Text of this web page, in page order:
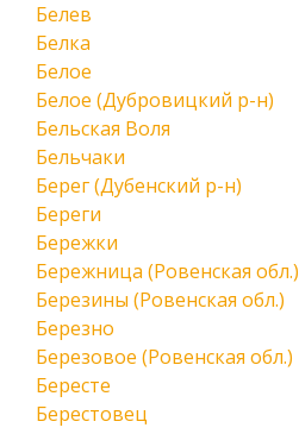
Белев
Белка
Белое
Белое (Дубровицкий р-н)
Бельская Воля
Бельчаки
Берег (Дубенский р-н)
Береги
Бережки
Бережница (Ровенская обл.)
Березины (Ровенская обл.)
Березно
Березовое (Ровенская обл.)
Бересте
Берестовец